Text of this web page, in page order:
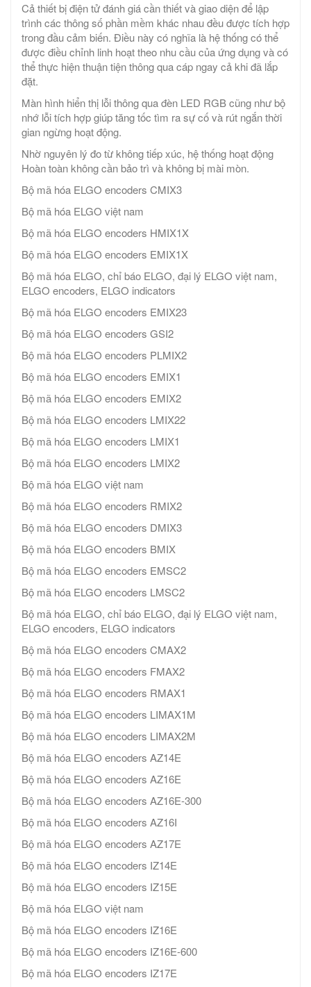
Cả thiết bị điện tử đánh giá cần thiết và giao diện để lập
trình các thông số phần mềm khác nhau đều được tích hợp
trong đầu cảm biến. Điều này có nghĩa là hệ thống có thể
được điều chỉnh linh hoạt theo nhu cầu của ứng dụng và có
thể thực hiện thuận tiện thông qua cáp ngay cả khi đã lắp
đặt.
Màn hình hiển thị lỗi thông qua đèn LED RGB cũng như bộ
nhớ lỗi tích hợp giúp tăng tốc tìm ra sự cố và rút ngắn thời
gian ngừng hoạt động.
Nhờ nguyên lý đo từ không tiếp xúc, hệ thống hoạt động
Hoàn toàn không cần bảo trì và không bị mài mòn.
Bộ mã hóa ELGO encoders CMIX3
Bộ mã hóa ELGO việt nam
Bộ mã hóa ELGO encoders HMIX1X
Bộ mã hóa ELGO encoders EMIX1X
Bộ mã hóa ELGO, chỉ báo ELGO, đại lý ELGO việt nam,
ELGO encoders, ELGO indicators
Bộ mã hóa ELGO encoders EMIX23
Bộ mã hóa ELGO encoders GSI2
Bộ mã hóa ELGO encoders PLMIX2
Bộ mã hóa ELGO encoders EMIX1
Bộ mã hóa ELGO encoders EMIX2
Bộ mã hóa ELGO encoders LMIX22
Bộ mã hóa ELGO encoders LMIX1
Bộ mã hóa ELGO encoders LMIX2
Bộ mã hóa ELGO việt nam
Bộ mã hóa ELGO encoders RMIX2
Bộ mã hóa ELGO encoders DMIX3
Bộ mã hóa ELGO encoders BMIX
Bộ mã hóa ELGO encoders EMSC2
Bộ mã hóa ELGO encoders LMSC2
Bộ mã hóa ELGO, chỉ báo ELGO, đại lý ELGO việt nam,
ELGO encoders, ELGO indicators
Bộ mã hóa ELGO encoders CMAX2
Bộ mã hóa ELGO encoders FMAX2
Bộ mã hóa ELGO encoders RMAX1
Bộ mã hóa ELGO encoders LIMAX1M
Bộ mã hóa ELGO encoders LIMAX2M
Bộ mã hóa ELGO encoders AZ14E
Bộ mã hóa ELGO encoders AZ16E
Bộ mã hóa ELGO encoders AZ16E-300
Bộ mã hóa ELGO encoders AZ16I
Bộ mã hóa ELGO encoders AZ17E
Bộ mã hóa ELGO encoders IZ14E
Bộ mã hóa ELGO encoders IZ15E
Bộ mã hóa ELGO việt nam
Bộ mã hóa ELGO encoders IZ16E
Bộ mã hóa ELGO encoders IZ16E-600
Bộ mã hóa ELGO encoders IZ17E